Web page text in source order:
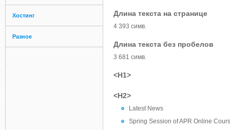
Хостинг
Разное
Длина текста на странице
4 393 симв.
Длина текста без пробелов
3 681 симв.
<H1>
<H2>
Latest News
Spring Session of APR Online